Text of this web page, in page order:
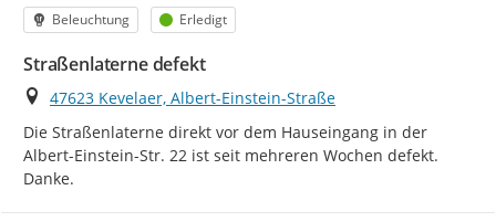
Kategorie
Beleuchtung Status
Erledigt
Straßenlaterne defekt
Ort
47623 Kevelaer, Albert-Einstein-Straße
Die Straßenlaterne direkt vor dem Hauseingang in der
Albert-Einstein-Str. 22 ist seit mehreren Wochen defekt.
Danke.